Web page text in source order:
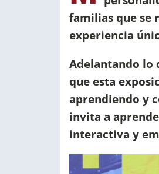
familias que se
experiencia
Adelantando lo
que esta
aprendiendo y
invita a
interactiva y